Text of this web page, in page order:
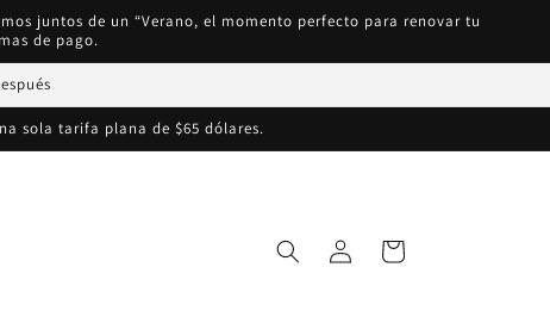
juntos de un “Verano, el momento perfecto para renovar tu
de pago.
sola tarifa plana de $65 dólares.
Iniciar
sesión
Carrito